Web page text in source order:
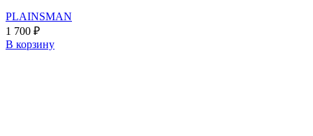
PLAINSMAN
1 700 ₽
В корзину